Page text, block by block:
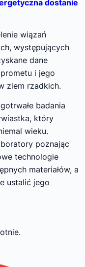
dostanie
wiązań
występujących
dane
i jego
ziem rzadkich.
badania
który
wieku.
poznając
technologie
materiałów, a
ustalić jego